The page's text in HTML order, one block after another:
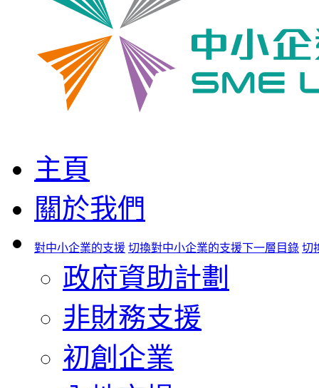
主頁
關於我們
對中小企業的支援 切換對中小企業的支援下一層目錄 切
政府資助計劃
非財務支援
初創企業